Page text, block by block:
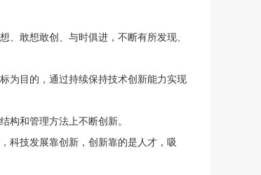
敢想敢创、与时俱进，不断有所发现、
目的，通过持续保持技术创新能力实现
和管理方法上不断创新。
技发展靠创新，创新靠的是人才，吸